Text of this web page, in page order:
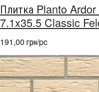
Плитка Planto
7.1x35.5 Classic
191,00 грн/pc